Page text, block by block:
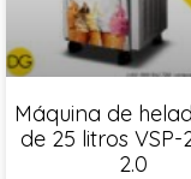
Máquina de
de 25 litros VSP-
2.0